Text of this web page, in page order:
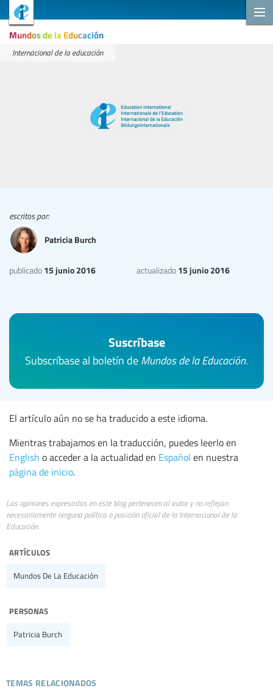
Mundos de la Educación
Internacional de la educación
publicado 15 junio 2016 actualizado 15 junio 2016
escritos por:
Patricia Burch
Suscríbase
Subscríbase al boletín de Mundos de la Educación.
El artículo aún no se ha traducido a este idioma.
Mientras trabajamos en la traducción, puedes leerlo en
English o acceder a la actualidad en Español en nuestra
página de inicio.
Las opiniones expresadas en este blog pertenecen al autor y no reflejan
necesariamente ninguna política o posición oficial de la Internacional de la
Educación.
artículos
Mundos De La Educación
personas
Patricia Burch
temas relacionados